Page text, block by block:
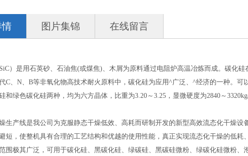
情 图片集锦 在线留言
是用石英砂、石油焦(或煤焦)、木屑为原料通过电阻炉高温冶炼而成。碳化硅
C、N、B等非氧化物高技术耐火原料中，碳化硅为应用^广泛、^经济的一种。
和绿色碳化硅两种，均为六方晶体，比重为3.20～3.25，显微硬度为2840～3320kg/
产线是我公司为克服静态干燥低效、高耗而研制开发的新型高效流态化干燥设
短，使整机具有合理的工艺结构和优越的使用性能，真正实现流态化干燥的低耗
极其广泛，可用于碳化硅、黑碳化硅、绿碳硅、黑碳硅微粉、绿碳化硅微粉、